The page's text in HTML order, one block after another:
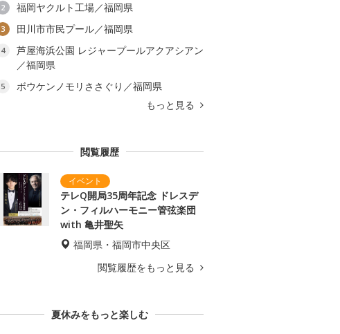
2 福岡ヤクルト工場／福岡県
3 田川市市民プール／福岡県
4
芦屋海浜公園 レジャープールアクアシアン
／福岡県
5
ボウケンノモリささぐり／福岡県
もっと見る
閲覧履歴
テレQ開局35周年記念 ドレスデ
ン・フィルハーモニー管弦楽団
with 亀井聖矢
福岡県・福岡市中央区
閲覧履歴をもっと見る
夏休みをもっと楽しむ